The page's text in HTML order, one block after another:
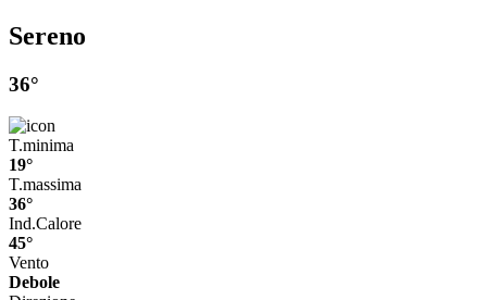
Sereno
36°
T.minima
19°
T.massima
36°
Ind.Calore
45°
Vento
Debole